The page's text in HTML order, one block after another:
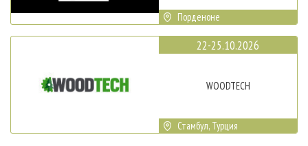
Порденоне
22-25.10.2026
WOODTECH
Стамбул, Турция